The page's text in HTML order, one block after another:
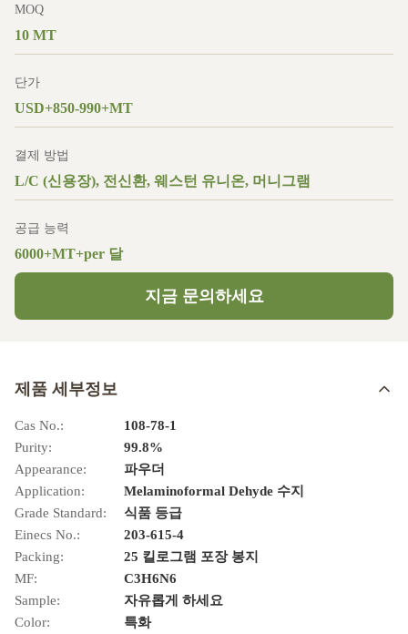
MOQ
10 MT
단가
USD+850-990+MT
결제 방법
L/C (신용장), 전신환, 웨스턴 유니온, 머니그램
공급 능력
6000+MT+per 달
지금 문의하세요
제품 세부정보
Cas No.:
108-78-1
Purity:
99.8%
Appearance:
파우더
Application:
Melaminoformal Dehyde 수지
Grade Standard:
식품 등급
Einecs No.:
203-615-4
Packing:
25 킬로그램 포장 봉지
MF:
C3H6N6
Sample:
자유롭게 하세요
Color:
특화